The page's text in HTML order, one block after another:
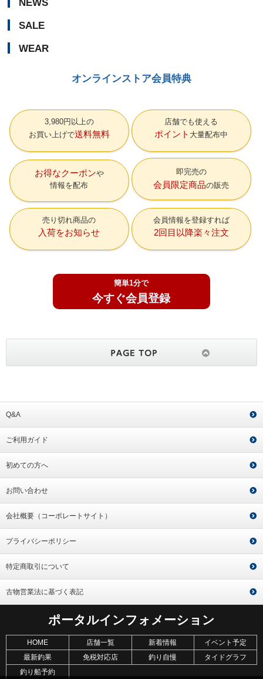
NEWS
SALE
WEAR
オンラインストア会員特典
3,980円以上の
お買い上げで送料無料
店舗でも使える
ポイント 大量配布中
お得なクーポン
情報を配布
即完売の
会員限定商品の販売
売り切れ商品の
入荷をお知らせ
会員情報を登録すれば
2回目以降楽々注文
簡単1分で
今すぐ会員登録
Q&A
ご利用ガイド
初めての方へ
お問い合わせ
会社概要（コーポレートサイト）
プライバシーポリシー
特定商取引について
古物営業法に基づく表記
ポータルインフォメーション
HOME 店舗一覧 新着情報
イベント予定
最新釣果
免税対応店 釣り自慢
タイドグラフ
釣り船予約